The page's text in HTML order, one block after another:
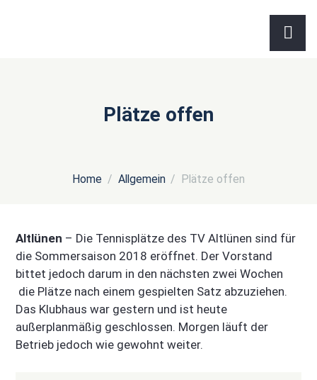
Plätze offen
Home Allgemein Plätze offen
Altlünen – Die Tennisplätze des TV Altlünen sind für
die Sommersaison 2018 eröffnet. Der Vorstand
bittet jedoch darum in den nächsten zwei Wochen
die Plätze nach einem gespielten Satz abzuziehen.
Das Klubhaus war gestern und ist heute
außerplanmäßig geschlossen. Morgen läuft der
Betrieb jedoch wie gewohnt weiter.